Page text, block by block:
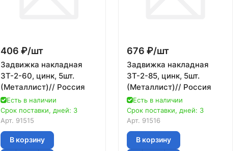
406 ₽/шт
Задвижка накладная
ЗТ-2-60, цинк, 5шт.
(Металлист)// Россия
Есть в наличии
Срок поставки, дней: 3
Арт. 91515
В корзину
676 ₽/шт
Задвижка накладная
ЗТ-2-85, цинк, 5шт.
(Металлист)// Россия
Есть в наличии
Срок поставки, дней: 3
Арт. 91516
В корзину